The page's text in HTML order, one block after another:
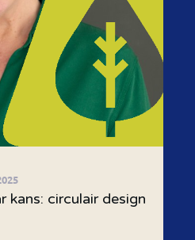
kans: circulair design